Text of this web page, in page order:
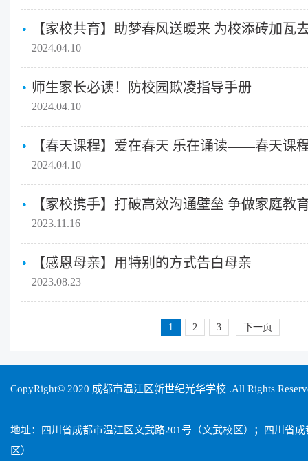
2024.04.10
师生家长必读！防校园欺凌指导手册
2024.04.10
【春天课程】爱在春天 乐在诵读——春天课
2024.04.10
2023.11.16
【感恩母亲】用特别的方式告白母亲
2023.08.23
1 2 3 下一页
CopyRight© 2020 成都市温江区新世纪光华学校 .All Rights
地址：四川省成都市温江区文武路201号（文武校区）；四川省
区）